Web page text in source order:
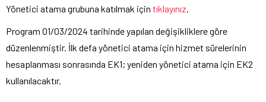
Yönetici atama grubuna katılmak için tıklayınız
Program 01/03/2024 tarihinde yapılan değişikliklere göre
düzenlenmiştir. İlk defa yönetici atama için hizmet sürelerinin
hesaplanması sonrasında EK1; yeniden yönetici atama için EK2
kullanılacaktır.